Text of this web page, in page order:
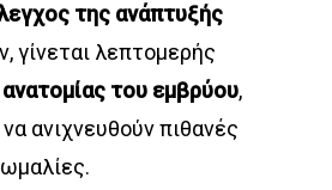
της ανάπτυξής
γίνεται λεπτομερής
του εμβρύου,
ανιχνευθούν πιθανές